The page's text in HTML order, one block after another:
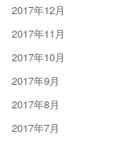
2017年12月
2017年11月
2017年10月
2017年9月
2017年8月
2017年7月